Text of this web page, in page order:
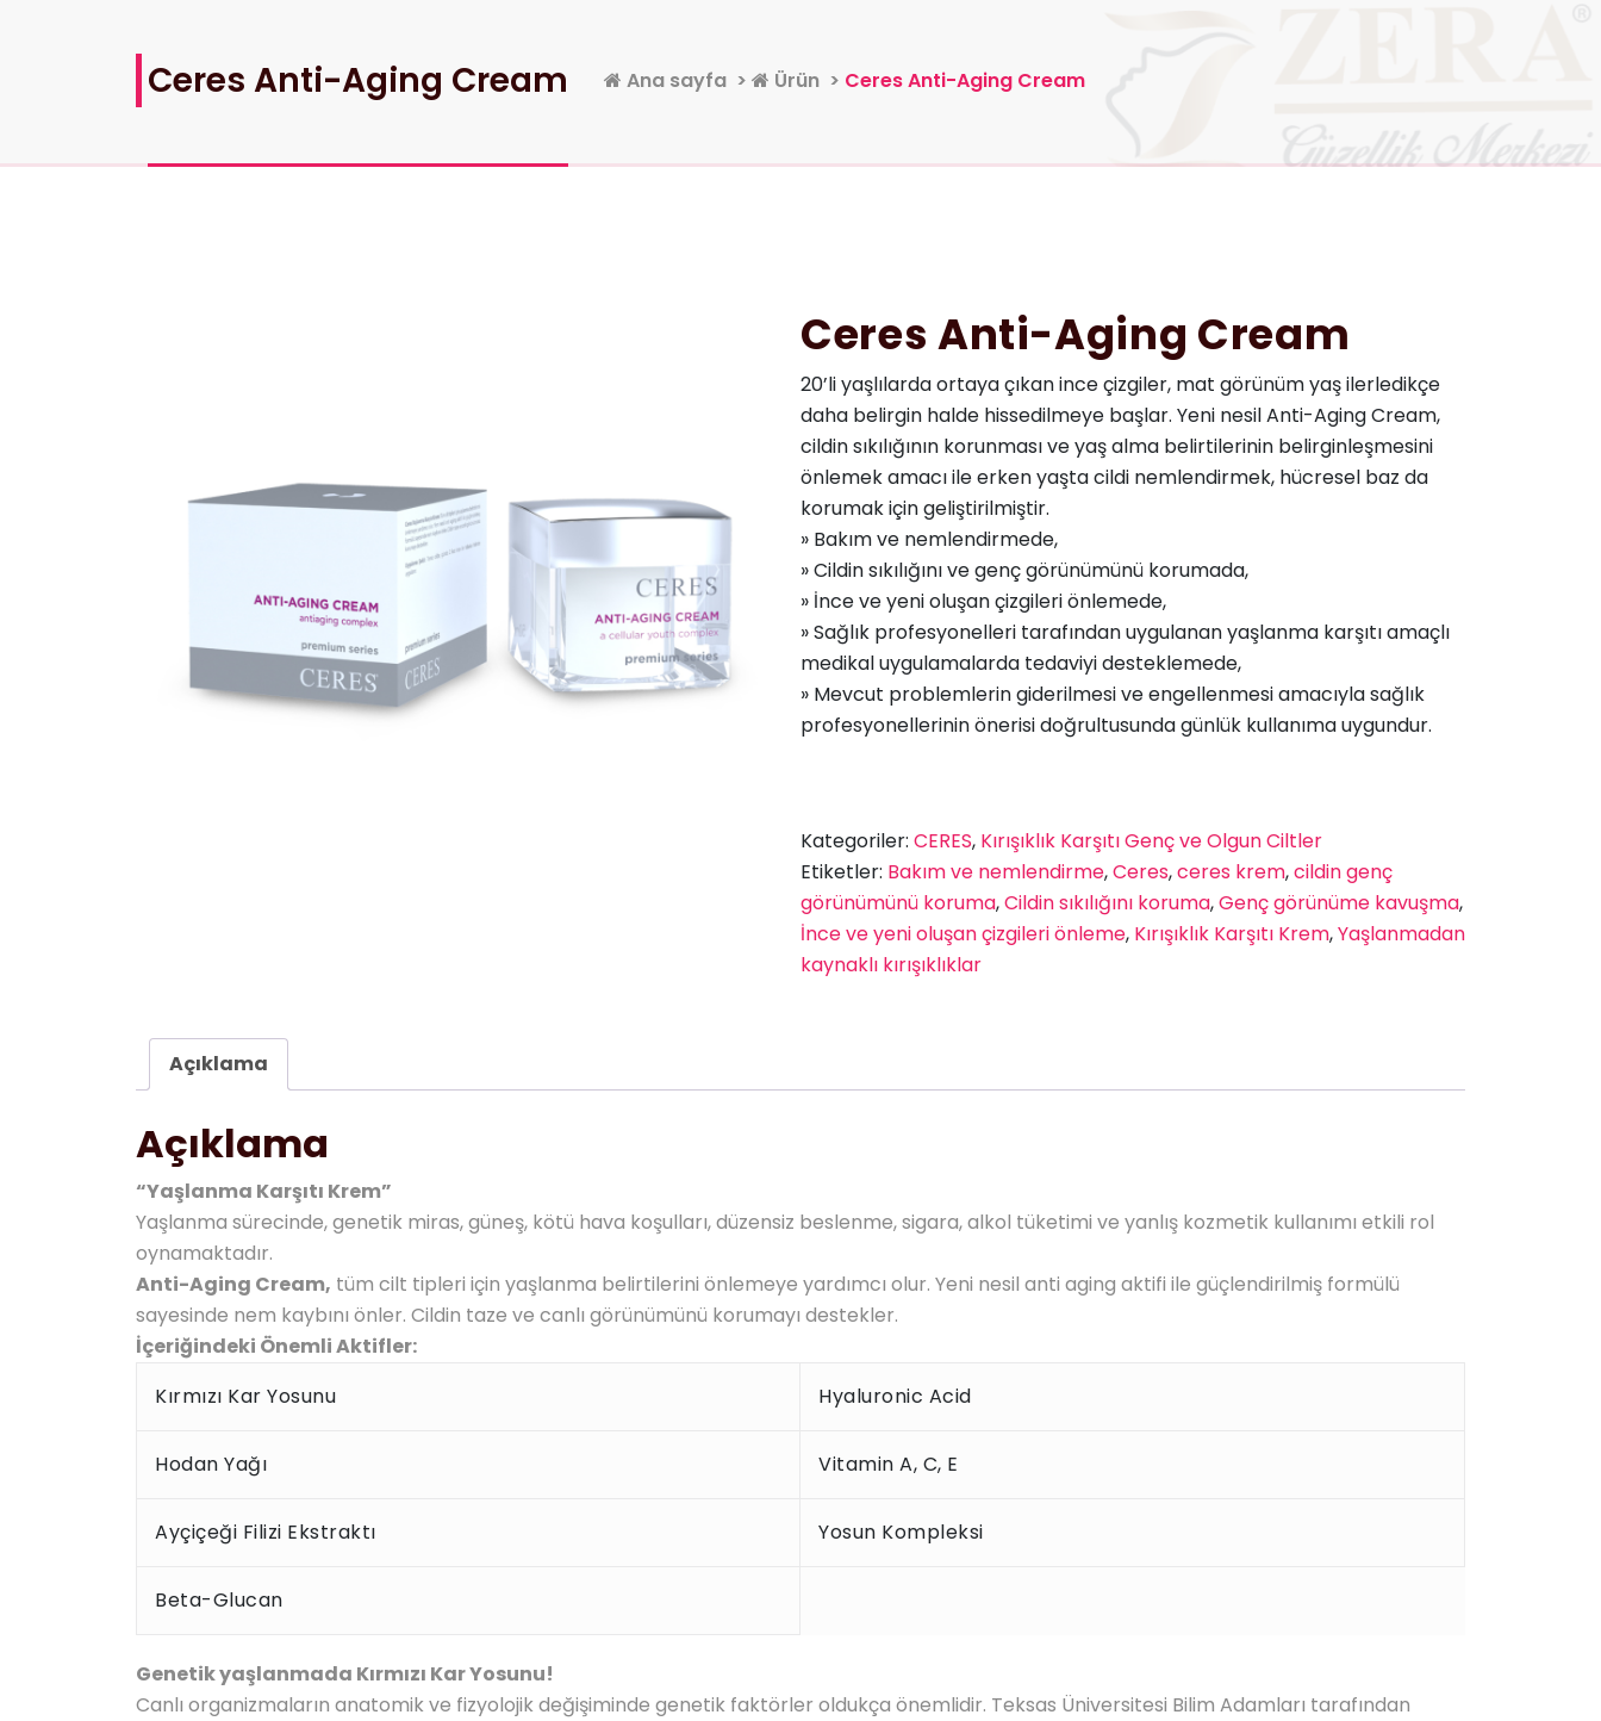
Ceres Anti-Aging Cream Ana sayfa > Ürün > Ceres Anti-Aging Cream
Ceres Anti-Aging Cream
20’li yaşlılarda ortaya çıkan ince çizgiler, mat görünüm yaş ilerledikçe
daha belirgin halde hissedilmeye başlar. Yeni nesil Anti-Aging Cream,
cildin sıkılığının korunması ve yaş alma belirtilerinin belirginleşmesini
önlemek amacı ile erken yaşta cildi nemlendirmek, hücresel baz da
korumak için geliştirilmiştir.
» Bakım ve nemlendirmede,
» Cildin sıkılığını ve genç görünümünü korumada,
» İnce ve yeni oluşan çizgileri önlemede,
» Sağlık profesyonelleri tarafından uygulanan yaşlanma karşıtı amaçlı
medikal uygulamalarda tedaviyi desteklemede,
» Mevcut problemlerin giderilmesi ve engellenmesi amacıyla sağlık
profesyonellerinin önerisi doğrultusunda günlük kullanıma uygundur.
Kategoriler: CERES, Kırışıklık Karşıtı Genç ve Olgun Ciltler
Etiketler: Bakım ve nemlendirme,Ceres,ceres krem,cildin genç
görünümünü koruma,Cildin sıkılığını koruma,Genç görünüme kavuşma,
İnce ve yeni oluşan çizgileri önleme, Kırışıklık Karşıtı Krem,Yaşlanmadan
kaynaklı kırışıklıklar
Açıklama
Açıklama
“Yaşlanma Karşıtı Krem”
Yaşlanma sürecinde, genetik miras, güneş, kötü hava koşulları, düzensiz beslenme, sigara, alkol tüketimi ve yanlış kozmetik kullanımı etkili rol
oynamaktadır.
Anti-Aging Cream, tüm cilt tipleri için yaşlanma belirtilerini önlemeye yardımcı olur. Yeni nesil anti aging aktifi ile güçlendirilmiş formülü
sayesinde nem kaybını önler. Cildin taze ve canlı görünümünü korumayı destekler.
İçeriğindeki Önemli Aktifler:
Kırmızı Kar Yosunu
Hyaluronic Acid
Hodan Yağı Vitamin A, C, E
Ayçiçeği Filizi Ekstraktı Yosun Kompleksi
Beta-Glucan
Genetik yaşlanmada Kırmızı Kar Yosunu!
Canlı organizmaların anatomik ve fizyolojik değişiminde genetik faktörler oldukça önemlidir. Teksas Üniversitesi Bilim Adamları tarafından